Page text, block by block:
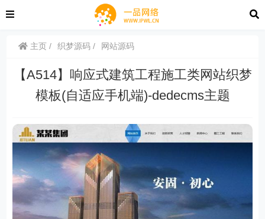
主页 织梦源码 网站源码
【A514】响应式建筑工程施工类网站织梦
模板(自适应手机端)-dedecms主题